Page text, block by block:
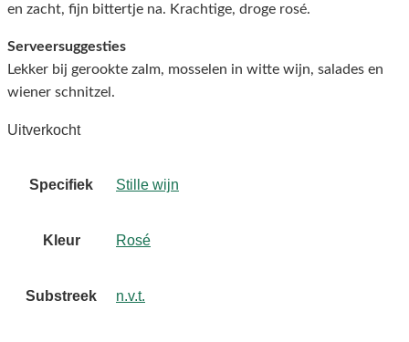
en zacht, fijn bittertje na. Krachtige, droge rosé.
Serveersuggesties
Lekker bij gerookte zalm, mosselen in witte wijn, salades en
wiener schnitzel.
Uitverkocht
Specifiek Stille wijn
Kleur Rosé
Substreek n.v.t.